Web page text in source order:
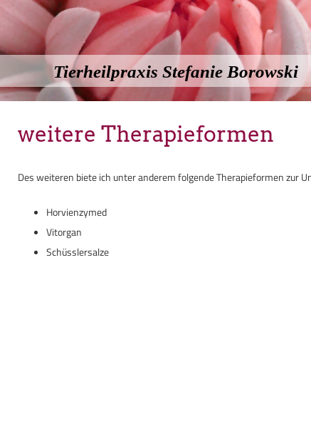
Tierheilpraxis Stefanie Borowski
weitere Therapieformen
Des weiteren biete ich unter anderem folgende Therapieformen zur
Horvienzymed
Vitorgan
Schüsslersalze